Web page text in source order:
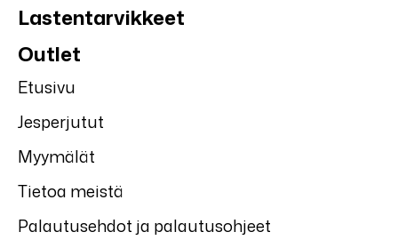
Lastentarvikkeet
Outlet
Etusivu
Jesperjutut
Myymälät
Tietoa meistä
Palautusehdot ja palautusohjeet